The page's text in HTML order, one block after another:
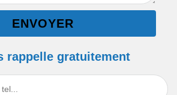
rappelle gratuitement